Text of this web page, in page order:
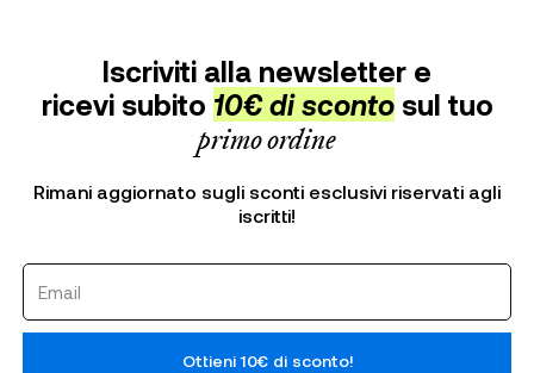
Iscriviti alla newsletter e
ricevi subito 10€ di scontosul tuo
primo ordine
Rimani aggiornato sugli sconti esclusivi riservati agli
iscritti!
Ottieni 10€ di sconto!